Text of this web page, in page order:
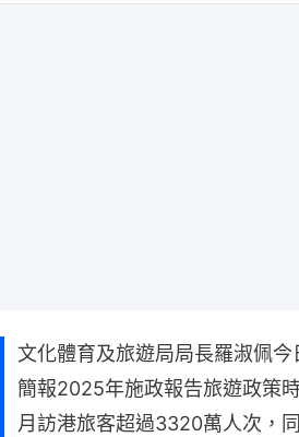
文化體育及旅遊局局長羅淑佩
簡報2025年施政報告旅遊政策
月訪港旅客超過3320萬人次，